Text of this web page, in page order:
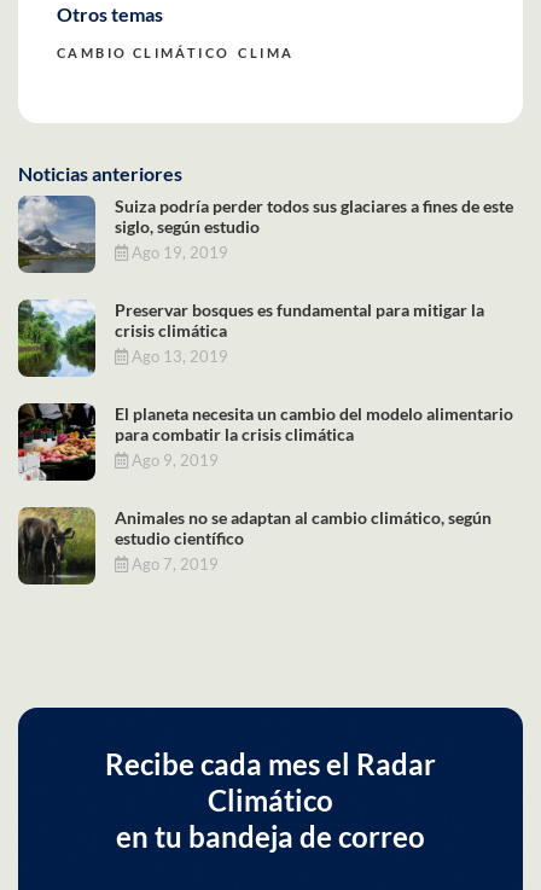
Otros temas
CAMBIO CLIMÁTICO CLIMA
Noticias anteriores
Suiza podría perder todos sus glaciares a fines de este
siglo, según estudio
Ago 19, 2019
Preservar bosques es fundamental para mitigar la
crisis climática
Ago 13, 2019
El planeta necesita un cambio del modelo alimentario
para combatir la crisis climática
Ago 9, 2019
Animales no se adaptan al cambio climático, según
estudio científico
Ago 7, 2019
Recibe cada mes el Radar
Climático
en tu bandeja de correo